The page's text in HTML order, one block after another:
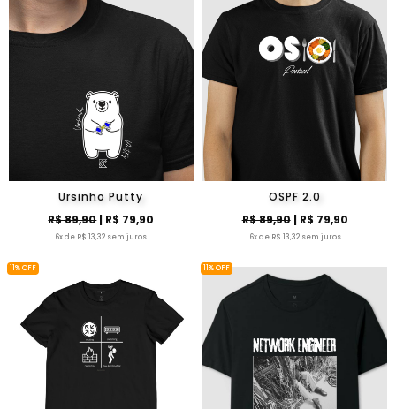
Ursinho Putty
R$ 89,90| R$ 79,90
6x de R$ 13,32 sem juros
OSPF 2.0
R$ 89,90| R$ 79,90
6x de R$ 13,32 sem juros
11% OFF 11% OFF